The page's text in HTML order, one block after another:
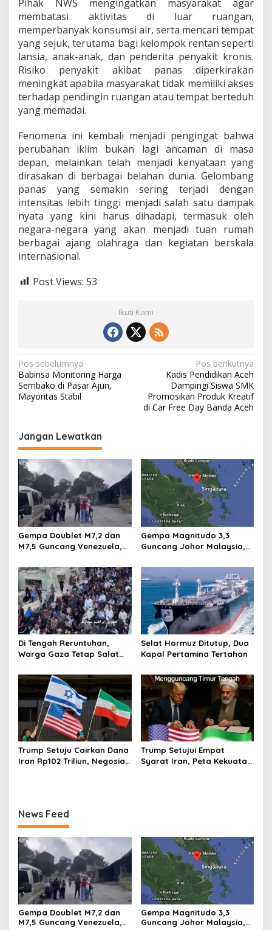
Pihak NWS mengingatkan masyarakat agar
membatasi aktivitas di luar ruangan,
memperbanyak konsumsi air, serta mencari tempat
yang sejuk, terutama bagi kelompok rentan seperti
lansia, anak-anak, dan penderita penyakit kronis.
Risiko penyakit akibat panas diperkirakan
meningkat apabila masyarakat tidak memiliki akses
terhadap pendingin ruangan atau tempat berteduh
yang memadai.
Fenomena ini kembali menjadi pengingat bahwa
perubahan iklim bukan lagi ancaman di masa
depan, melainkan telah menjadi kenyataan yang
dirasakan di berbagai belahan dunia. Gelombang
panas yang semakin sering terjadi dengan
intensitas lebih tinggi menjadi salah satu dampak
nyata yang kini harus dihadapi, termasuk oleh
negara-negara yang akan menjadi tuan rumah
berbagai ajang olahraga dan kegiatan berskala
internasional.
Post Views: 53
Ikuti Kami
N
a
v
g
a
s
i
p
o
s
Pos sebelumnya
Babinsa Monitoring Harga
Sembako di Pasar Ajun,
Mayoritas Stabil
Pos berikutnya
Kadis Pendidikan Aceh
Dampingi Siswa SMK
Promosikan Produk Kreatif
di Car Free Day Banda Aceh
Jangan Lewatkan
Gempa Doublet M7,2 dan
M7,5 Guncang Venezuela,
Caracas
Gempa Magnitudo 3,3
Guncang Johor Malaysia,
Batu Pahat
Di Tengah Reruntuhan,
Warga Gaza Tetap Salat
Doa Perdamaian
Selat Hormuz Ditutup, Dua
Kapal Pertamina Tertahan
Trump Setuju Cairkan Dana
Iran Rp102 Triliun, Negosiasi
Trump Setujui Empat
Syarat Iran, Peta Kekuatan
News Feed
Gempa Doublet M7,2 dan
M7,5 Guncang Venezuela,
Gempa Magnitudo 3,3
Guncang Johor Malaysia,